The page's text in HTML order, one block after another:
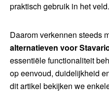
praktisch gebruik in het veld.
Daarom verkennen steeds
alternatieven voor
essentiële functionaliteit
op eenvoud, duidelijkheid
dit artikel bekijken we